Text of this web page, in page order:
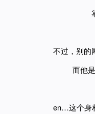
不过，别的
而他
en…这个身